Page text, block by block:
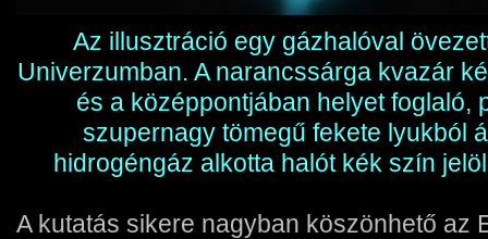
Az illusztráció egy gázhalóval
Univerzumban. A narancssárga kvazár
és a középpontjában helyet foglaló,
szupernagy tömegű fekete lyukból
hidrogéngáz alkotta halót kék szín
A kutatás sikere nagyban köszönhető az